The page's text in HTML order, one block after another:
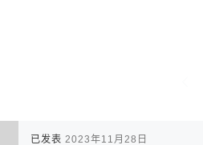
已发表 2023年11月28日